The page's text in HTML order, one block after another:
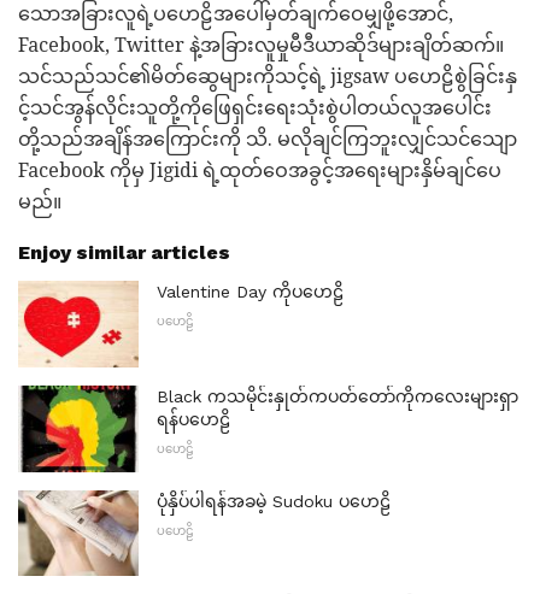
သောအခြားလူရဲ့ပဟေဠိအပေါ်မှတ်ချက်ဝေမျှဖို့အောင်,
Facebook, Twitter နဲ့အခြားလူမှုမီဒီယာဆိုဒ်များချိတ်ဆက်။
သင်သည်သင်၏မိတ်ဆွေများကိုသင့်ရဲ့ jigsaw ပဟေဠိစွဲခြင်းနှ
င့်သင်အွန်လိုင်းသူတို့ကိုဖြေရှင်းရေးသုံးစွဲပါတယ်လူအပေါင်း
တို့သည်အချိန်အကြောင်းကို သိ. မလိုချင်ကြဘူးလျှင်သင်သျော
Facebook ကိုမှ Jigidi ရဲ့ထုတ်ဝေအခွင့်အရေးများနှိမ်ချင်ပေ
မည်။
Enjoy similar articles
Valentine Day ကိုပဟေဠိ
ပဟေဠိ
Black ကသမိုင်းနှုတ်ကပတ်တော်ကိုကလေးများရှာ
ရန်ပဟေဠိ
ပဟေဠိ
ပုံနှိပ်ပါရန်အခမဲ့ Sudoku ပဟေဠိ
ပဟေဠိ